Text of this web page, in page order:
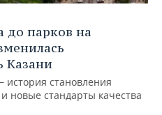
до парков на
Казани
становления
новые стандарты качества